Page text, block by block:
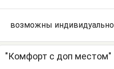
возможны индивидуально
"Комфорт с доп местом"